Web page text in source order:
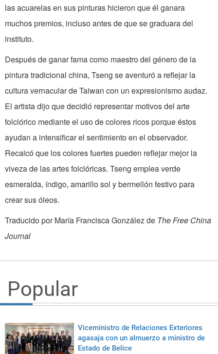
las acuarelas en sus pinturas hicieron que él ganara
muchos premios, incluso antes de que se graduara del
instituto.
Después de ganar fama como maestro del género de la
pintura tradicional china, Tseng se aventuró a reflejar la
cultura vernacular de Taiwan con un expresionismo audaz.
El artista dijo que decidió representar motivos del arte
folclórico mediante el uso de colores ricos porque éstos
ayudan a intensificar el sentimiento en el observador.
Recalcó que los colores fuertes pueden reflejar mejor la
viveza de las artes folclóricas. Tseng emplea verde
esmeralda, índigo, amarillo sol y bermellón festivo para
crear sus óleos.
Traducido por María Francisca González de The Free China
Journal
Popular
Viceministro de Relaciones Exteriores
agasaja con un almuerzo a ministro de
Estado de Belice